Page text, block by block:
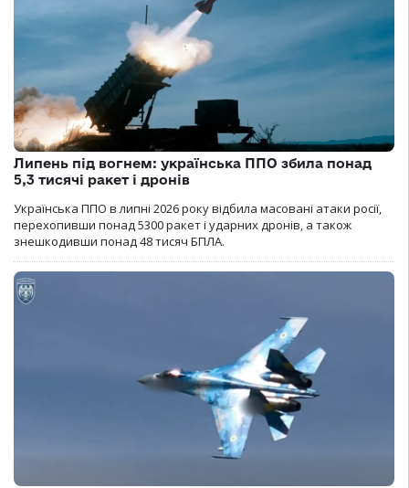
Липень під вогнем: українська ППО збила понад
5,3 тисячі ракет і дронів
Українська ППО в липні 2026 року відбила масовані атаки росії,
перехопивши понад 5300 ракет і ударних дронів, а також
знешкодивши понад 48 тисяч БПЛА.